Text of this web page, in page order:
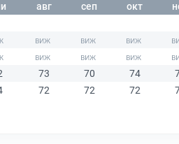
авг сеп окт
73 70 74
72 72 72